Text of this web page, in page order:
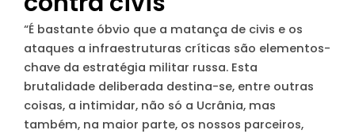
“É bastante óbvio que a matança de civis e os
ataques a infraestruturas críticas são elementos-
chave da estratégia militar russa. Esta
brutalidade deliberada destina-se, entre outras
coisas, a intimidar, não só a Ucrânia, mas
também, na maior parte, os nossos parceiros,